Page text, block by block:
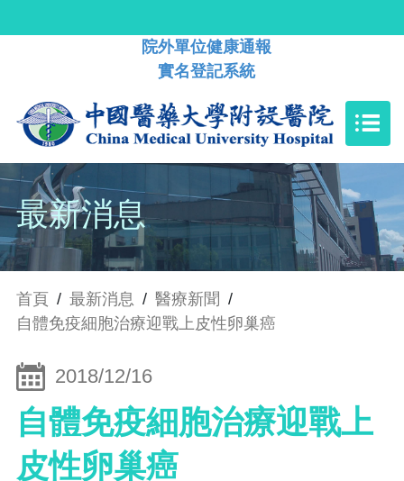
院外單位健康通報
實名登記系統
最新消息
首頁 / 最新消息 / 醫療新聞 /
自體免疫細胞治療迎戰上皮性卵巢癌
2018/12/16
自體免疫細胞治療迎戰上
皮性卵巢癌